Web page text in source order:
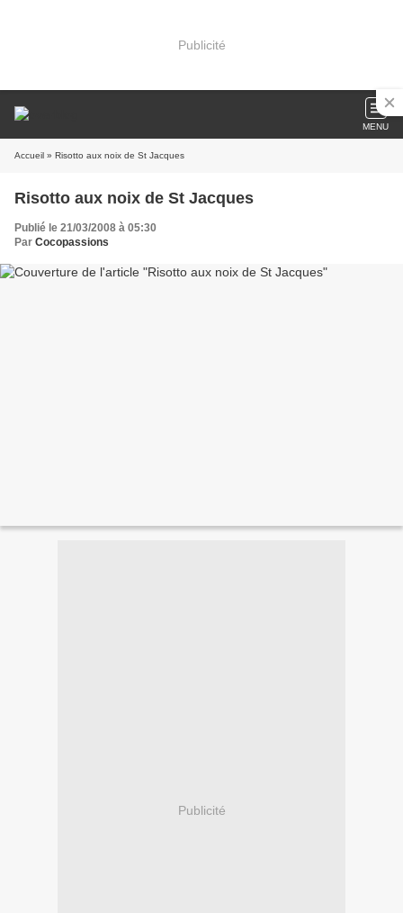
Publicité
MENU
Accueil » Risotto aux noix de St Jacques
Risotto aux noix de St Jacques
Publié le 21/03/2008 à 05:30
Par Cocopassions
Publicité